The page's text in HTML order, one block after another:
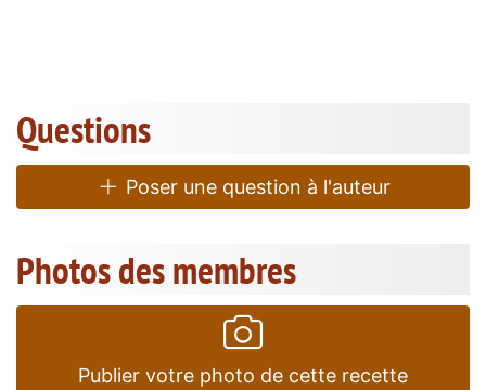
Questions
Poser une question à l'auteur
Photos des membres
Publier votre photo de cette recette